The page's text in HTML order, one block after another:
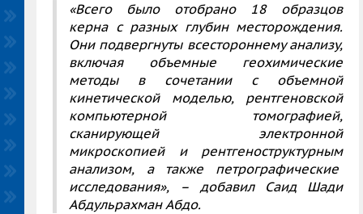
«Всего было отобрано 18 образцов
керна с разных глубин месторождения.
Они подвергнуты всестороннему анализу,
включая объемные геохимические
методы в сочетании с объемной
кинетической моделью, рентгеновской
компьютерной томографией,
сканирующей электронной
микроскопией и рентгеноструктурным
анализом, а также петрографические
исследования», – добавил Саид Шади
Абдульрахман Абдо.